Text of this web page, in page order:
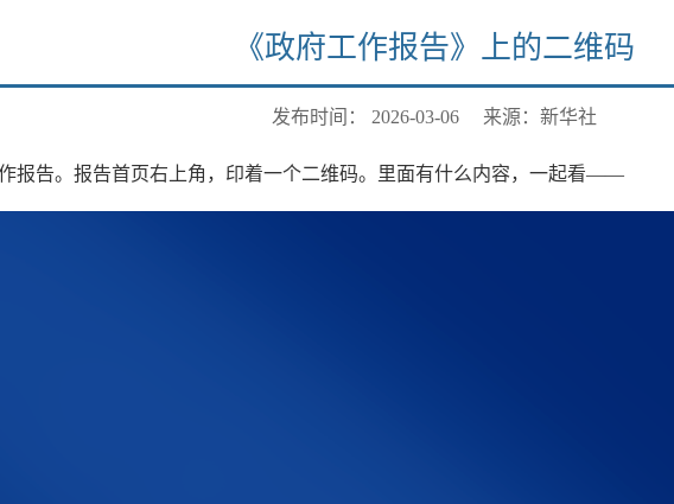
《政府工作报告》上的二维码
发布时间： 2026-03-06 来源：新华社
报告。报告首页右上角，印着一个二维码。里面有什么内容，一起看——